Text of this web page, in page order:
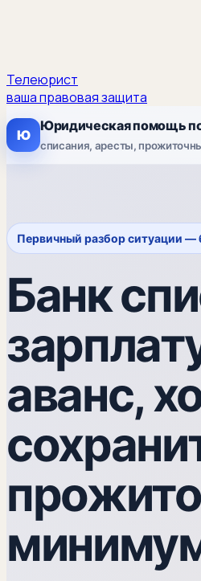
Телеюрист
ваша правовая защита
Ю
Юридическая помощь
списания, аресты,
Первичный разбор ситуации —
Банк
аванс,